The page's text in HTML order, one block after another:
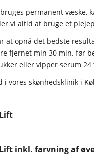
permanent væske,
vi altid at bruge et
at opnå det bedste
fjernet min 30 min. før
eller vipper serum
i vores skønhedsklinik i
inkl. farvning af